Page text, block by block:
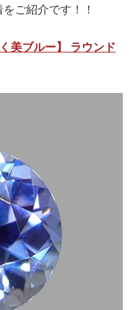
ご紹介です！！
美ブルー】 ラウンド